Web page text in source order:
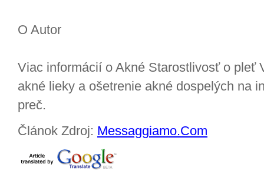
O Autor
Viac informácií o Akné Starostlivosť o pleť
akné lieky a ošetrenie akné dospelých na
preč.
Článok Zdroj: Messaggiamo.Com